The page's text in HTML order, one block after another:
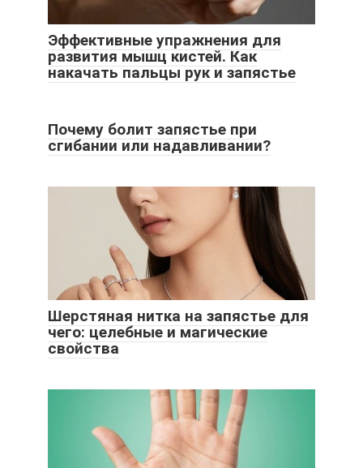
Эффективные упражнения для
развития мышц кистей. Как
накачать пальцы рук и запястье
Почему болит запястье при
сгибании или надавливании?
Шерстяная нитка на запястье для
чего: целебные и магические
свойства